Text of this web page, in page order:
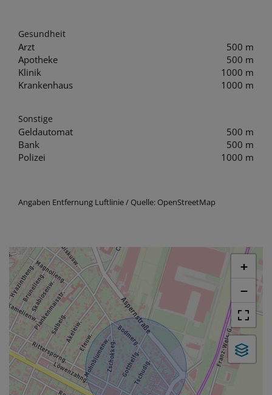
Gesundheit
Arzt
500 m
Apotheke
500 m
Klinik
1000 m
Krankenhaus
1000 m
Sonstige
Geldautomat
500 m
Bank
500 m
Polizei
1000 m
Angaben Entfernung Luftlinie / Quelle: OpenStreetMap
+
−